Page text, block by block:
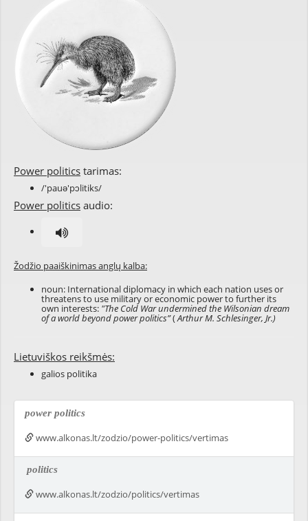
Power politics tarimas:
/'pauə'pɔlitiks/
Power politics audio:
Žodžio paaiškinimas anglų kalba:
noun: International diplomacy in which each nation uses or
threatens to use military or economic power to further its
own interests: "The Cold War undermined the Wilsonian dream
of a world beyond power politics”(Arthur M. Schlesinger, Jr.)
Lietuviškos reikšmės:
galios politika
power politics
www.alkonas.lt/zodzio/power-politics/vertimas
politics
www.alkonas.lt/zodzio/politics/vertimas